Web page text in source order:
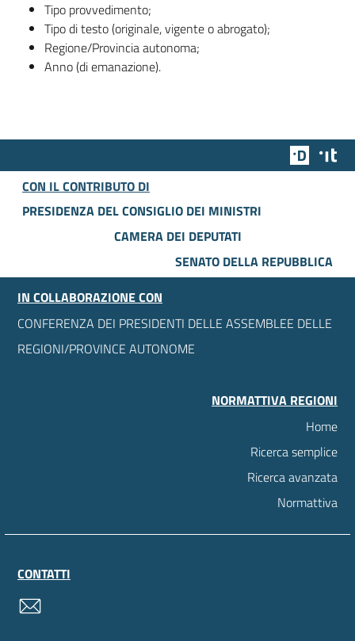
Tipo provvedimento;
Tipo di testo (originale, vigente o abrogato);
Regione/Provincia autonoma;
Anno (di emanazione).
Team
CON IL CONTRIBUTO DI
PRESIDENZA DEL CONSIGLIO DEI MINISTRI
CAMERA DEI DEPUTATI
SENATO DELLA REPUBBLICA
IN COLLABORAZIONE CON
CONFERENZA DEI PRESIDENTI DELLE ASSEMBLEE DELLE
REGIONI/PROVINCE AUTONOME
NORMATTIVA REGIONI
Home
Ricerca semplice
Ricerca avanzata
Normattiva
CONTATTI